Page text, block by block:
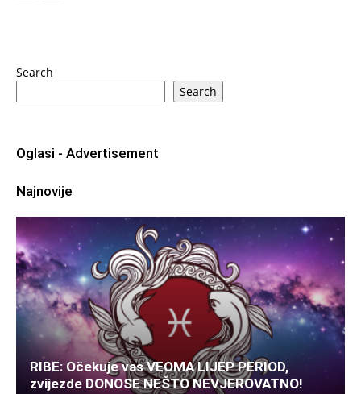
Search
Search
Oglasi - Advertisement
Najnovije
RIBE: Očekuje vas VEOMA LIJEP PERIOD,
zvijezde DONOSE NEŠTO NEVJEROVATNO!